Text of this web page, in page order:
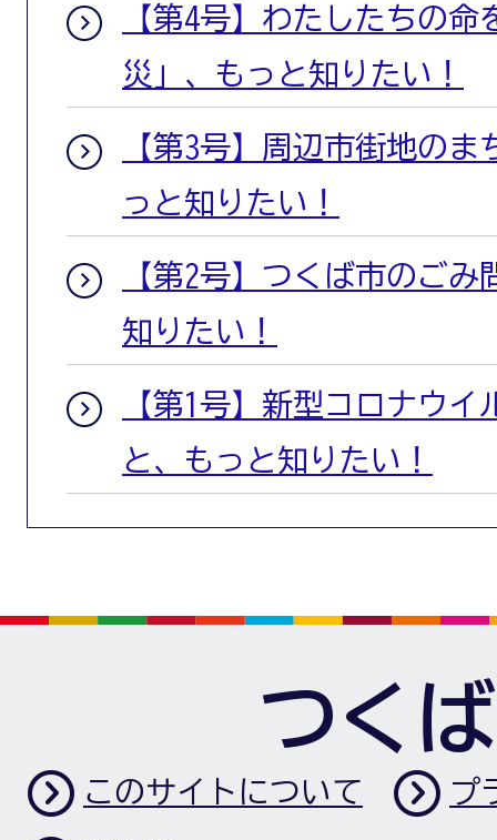
【第4号】わたしたちの
災」、もっと知りたい！
【第3号】周辺市街地の
っと知りたい！
【第2号】つくば市のご
知りたい！
【第1号】新型コロナウ
と、もっと知りたい！
つく
このサイトについて プ